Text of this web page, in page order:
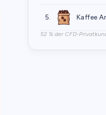
5. Kaffee
52 % der CFD-